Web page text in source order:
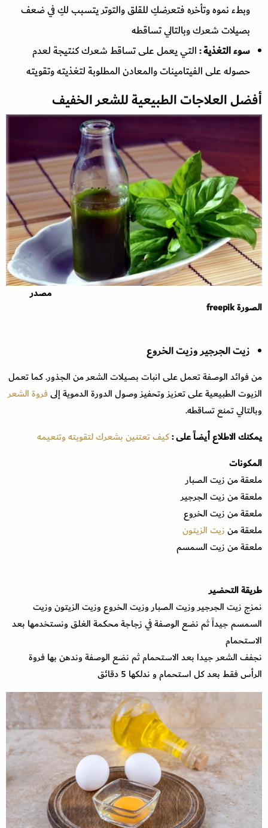
وبطء نموه وتأخره فتعرضكِ للقلق والتوتر يتسبب لكِ في ضعف
بصيلات شعرك وبالتالي تساقطه
سوء التغذية :التي يعمل على تساقط شعرك كنتيجة لعدم
حصوله على الفيتامينات والمعادن المطلوبة لتغذيته وتقويته
أفضل العلاجات الطبيعية للشعر الخفيف
مصدر
الصورة freepik
زيت الجرجير وزيت الخروع
من فوائد الوصفة تعمل على انبات بصيلات الشعر من الجذور. كما تعمل
الزيوت الطبيعية على تعزيز وتحفيز وصول الدورة الدموية إلىفروة الشعر
وبالتالي تمنع تساقطه.
يمكنك الاطلاع أيضاً على :كيف تعتنين بشعرك لتقويته وتنعيمه
المكونات
ملعقة من زيت الصبار
ملعقة من زيت الجرجير
ملعقة من زيت الخروع
ملعقة منزيت الزيتون
ملعقة من زيت السمسم
طريقة التحضير
نمزج زيت الجرجير وزيت الصبار وزيت الخروع وزيت الزيتون وزيت
السمسم جيداً ثم نضع الوصفة في زجاجة محكمة الغلق ونستخدمها بعد
الاستحمام
نجفف الشعر جيدا بعد الاستحمام ثم نضع الوصفة وندهن بها فروة
الرأس فقط بعد كل استحمام و ندلكها 5 دقائق